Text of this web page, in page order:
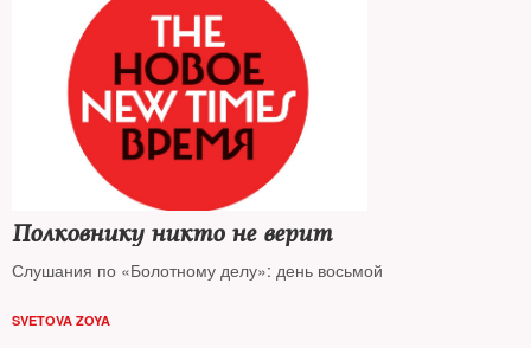
Полковнику никто не верит
Слушания по «Болотному делу»: день восьмой
SVETOVA ZOYA